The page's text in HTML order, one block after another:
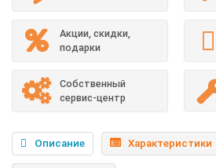
Акции, скидки,
подарки
Собственный
сервис-центр
Описание Характеристики